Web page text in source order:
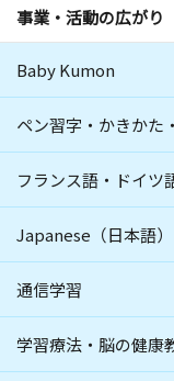
事業・活動の広がり
Baby Kumon
ペン習字・かきかた
フランス語・ドイツ
Japanese（日本語）
通信学習
学習療法・脳の健康